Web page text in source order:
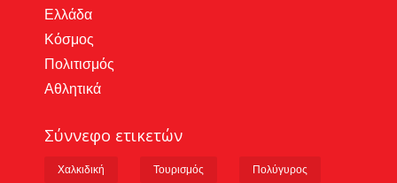
Ελλάδα
Κόσμος
Πολιτισμός
Αθλητικά
Σύννεφο ετικετών
Χαλκιδική Τουρισμός Πολύγυρος